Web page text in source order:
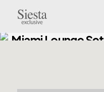
Miami Lounge Set